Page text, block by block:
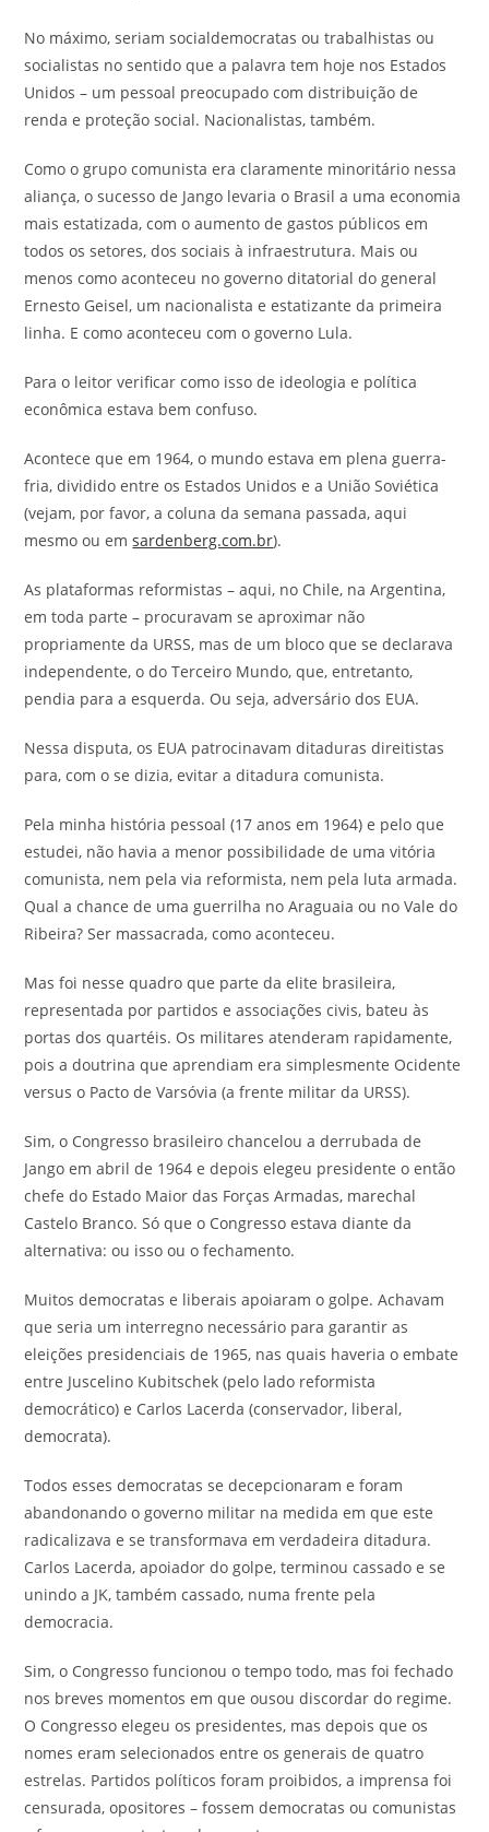
No máximo, seriam socialdemocratas ou trabalhistas ou
socialistas no sentido que a palavra tem hoje nos Estados
Unidos – um pessoal preocupado com distribuição de
renda e proteção social. Nacionalistas, também.
Como o grupo comunista era claramente minoritário nessa
aliança, o sucesso de Jango levaria o Brasil a uma economia
mais estatizada, com o aumento de gastos públicos em
todos os setores, dos sociais à infraestrutura. Mais ou
menos como aconteceu no governo ditatorial do general
Ernesto Geisel, um nacionalista e estatizante da primeira
linha. E como aconteceu com o governo Lula.
Para o leitor verificar como isso de ideologia e política
econômica estava bem confuso.
Acontece que em 1964, o mundo estava em plena guerra-
fria, dividido entre os Estados Unidos e a União Soviética
(vejam, por favor, a coluna da semana passada, aqui
mesmo ou emsardenberg.com.br).
As plataformas reformistas – aqui, no Chile, na Argentina,
em toda parte – procuravam se aproximar não
propriamente da URSS, mas de um bloco que se declarava
independente, o do Terceiro Mundo, que, entretanto,
pendia para a esquerda. Ou seja, adversário dos EUA.
Nessa disputa, os EUA patrocinavam ditaduras direitistas
para, com o se dizia, evitar a ditadura comunista.
Pela minha história pessoal (17 anos em 1964) e pelo que
estudei, não havia a menor possibilidade de uma vitória
comunista, nem pela via reformista, nem pela luta armada.
Qual a chance de uma guerrilha no Araguaia ou no Vale do
Ribeira? Ser massacrada, como aconteceu.
Mas foi nesse quadro que parte da elite brasileira,
representada por partidos e associações civis, bateu às
portas dos quartéis. Os militares atenderam rapidamente,
pois a doutrina que aprendiam era simplesmente Ocidente
versus o Pacto de Varsóvia (a frente militar da URSS).
Sim, o Congresso brasileiro chancelou a derrubada de
Jango em abril de 1964 e depois elegeu presidente o então
chefe do Estado Maior das Forças Armadas, marechal
Castelo Branco. Só que o Congresso estava diante da
alternativa: ou isso ou o fechamento.
Muitos democratas e liberais apoiaram o golpe. Achavam
que seria um interregno necessário para garantir as
eleições presidenciais de 1965, nas quais haveria o embate
entre Juscelino Kubitschek (pelo lado reformista
democrático) e Carlos Lacerda (conservador, liberal,
democrata).
Todos esses democratas se decepcionaram e foram
abandonando o governo militar na medida em que este
radicalizava e se transformava em verdadeira ditadura.
Carlos Lacerda, apoiador do golpe, terminou cassado e se
unindo a JK, também cassado, numa frente pela
democracia.
Sim, o Congresso funcionou o tempo todo, mas foi fechado
nos breves momentos em que ousou discordar do regime.
O Congresso elegeu os presidentes, mas depois que os
nomes eram selecionados entre os generais de quatro
estrelas. Partidos políticos foram proibidos, a imprensa foi
censurada, opositores – fossem democratas ou comunistas